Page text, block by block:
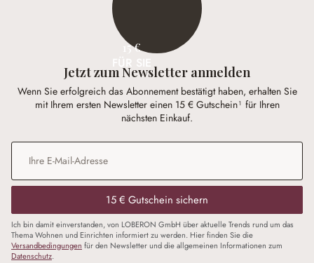
15 €
Jetzt zum Newsletter anmelden
Wenn Sie erfolgreich das Abonnement bestätigt haben, erhalten Sie
mit Ihrem ersten Newsletter einen 15 € Gutschein¹ für Ihren
nächsten Einkauf.
E-Mail-Adresse
15 € Gutschein sichern
Ich bin damit einverstanden, von LOBERON GmbH über aktuelle Trends rund um das
Thema Wohnen und Einrichten informiert zu werden. Hier finden Sie die
Versandbedingungen für den Newsletter und die allgemeinen Informationen zum
Datenschutz.